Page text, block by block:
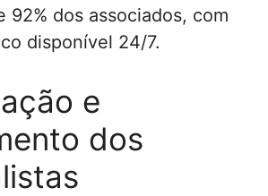
92% dos associados, com
disponível 24/7.
e
dos